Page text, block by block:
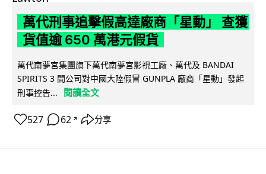
萬代刑事追擊假高達廠商「星動」 查獲
貨值逾 650 萬港元假貨
萬代南夢宮集團旗下萬代南夢宮影視工廠、萬代及 BANDAI
SPIRITS 3 間公司對中國大陸假冒 GUNPLA 廠商「星動」發起
刑事控告...
閱讀全文
527 62 ↗ 分享